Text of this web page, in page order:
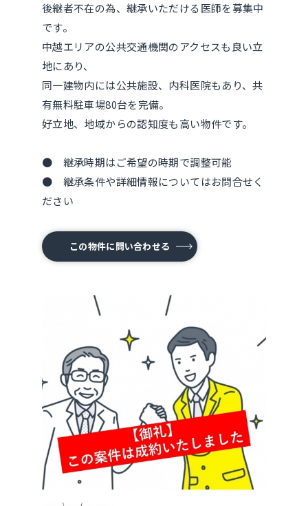
後継者不在の為、継承いただける医師を募集中
です。
中越エリアの公共交通機関のアクセスも良い立
地にあり、
同一建物内には公共施設、内科医院もあり、共
有無料駐車場80台を完備。
好立地、地域からの認知度も高い物件です。
● 継承時期はご希望の時期で調整可能
● 継承条件や詳細情報についてはお問合せく
ださい
この物件に問い合わせる